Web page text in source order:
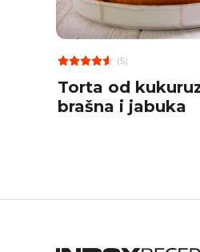
(5)
Torta od
brašna i jabuka